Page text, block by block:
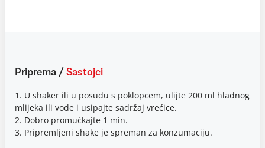
Priprema / Sastojci
1. U shaker ili u posudu s poklopcem, ulijte 200 ml hladnog
mlijeka ili vode i usipajte sadržaj vrećice.
2. Dobro promućkajte 1 min.
3. Pripremljeni shake je spreman za konzumaciju.